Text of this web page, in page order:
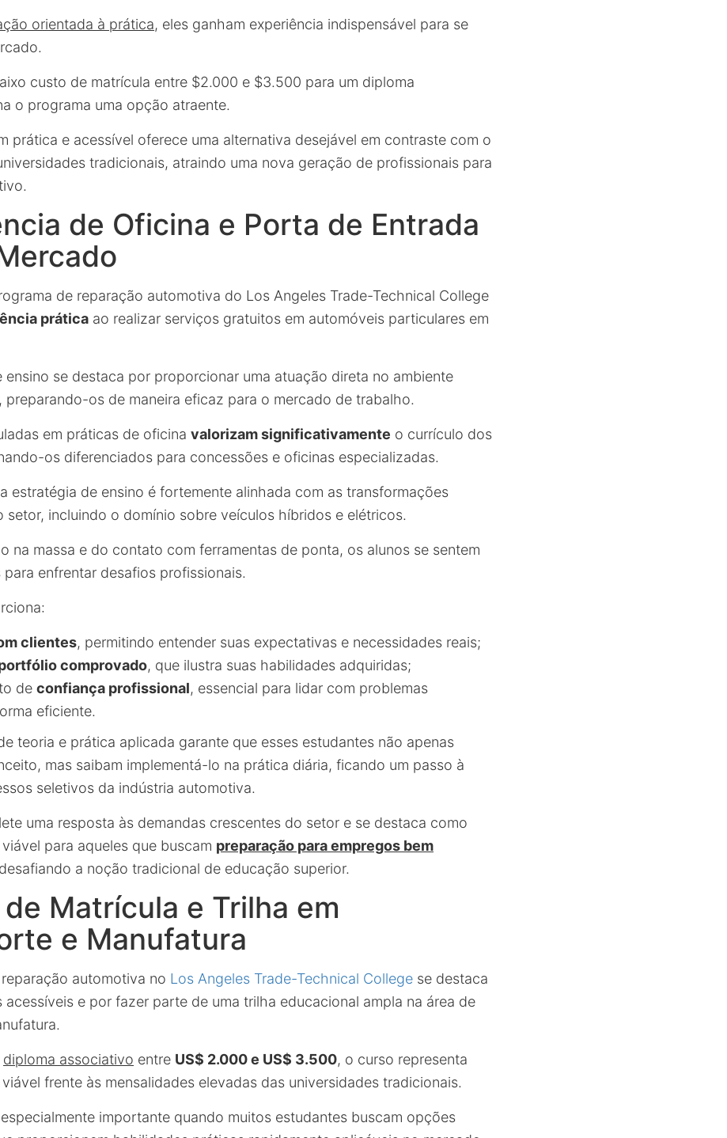
orientada à prática, eles ganham experiência indispensável para se
custo de matrícula entre $2.000 e $3.500 para um diploma
o programa uma opção atraente.
prática e acessível oferece uma alternativa desejável em contraste com o
tradicionais, atraindo uma nova geração de profissionais para
de Oficina e Porta de Entrada
de reparação automotiva do Los Angeles Trade-Technical College
prática ao realizar serviços gratuitos em automóveis particulares em
ensino se destaca por proporcionar uma atuação direta no ambiente
preparando-os de maneira eficaz para o mercado de trabalho.
em práticas de oficina valorizam significativamente o currículo dos
os diferenciados para concessões e oficinas especializadas.
estratégia de ensino é fortemente alinhada com as transformações
setor, incluindo o domínio sobre veículos híbridos e elétricos.
na massa e do contato com ferramentas de ponta, os alunos se sentem
enfrentar desafios profissionais.
clientes, permitindo entender suas expectativas e necessidades reais;
comprovado, que ilustra suas habilidades adquiridas;
de confiança profissional, essencial para lidar com problemas
eficiente.
teoria e prática aplicada garante que esses estudantes não apenas
mas saibam implementá-lo na prática diária, ficando um passo à
seletivos da indústria automotiva.
uma resposta às demandas crescentes do setor e se destaca como
para aqueles que buscam preparação para empregos bem
a noção tradicional de educação superior.
Matrícula e Trilha em
e Manufatura
automotiva no Los Angeles Trade-Technical College se destaca
acessíveis e por fazer parte de uma trilha educacional ampla na área de
diploma associativo entre US$ 2.000 e US$ 3.500, o curso representa
frente às mensalidades elevadas das universidades tradicionais.
importante quando muitos estudantes buscam opções